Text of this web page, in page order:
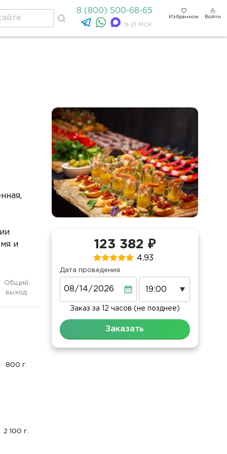
8 (800) 500-68-65
9-21 МСК
Избранное Войти
и
Общий
выход
800 г.
2 100 г.
123 382 ₽
4.93
Дата проведения
Заказ за 12 часов (не позднее)
Заказать